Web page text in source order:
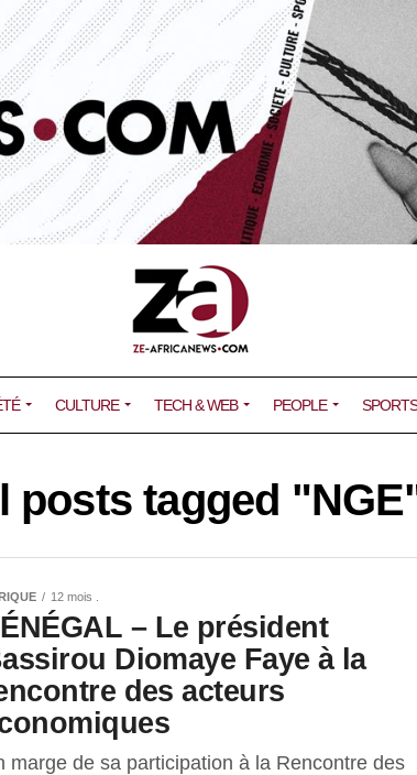
CULTURE TECH & WEB PEOPLE SPORTS
posts tagged
12 mois .
– Le président
Diomaye Faye à la
des acteurs
marge de sa participation à la Rencontre des